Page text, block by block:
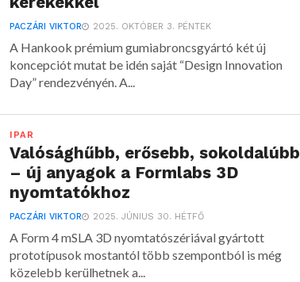
PACZÁRI VIKTOR 2025. OKTÓBER 3. PÉNTEK
A Hankook prémium gumiabroncsgyártó két új
koncepciót mutat be idén saját “Design Innovation
Day” rendezvényén. A...
IPAR
Valósághűbb, erősebb, sokoldalúbb
– új anyagok a Formlabs 3D
nyomtatókhoz
PACZÁRI VIKTOR 2025. JÚNIUS 30. HÉTFŐ
A Form 4 mSLA 3D nyomtatószériával gyártott
prototípusok mostantól több szempontból is még
közelebb kerülhetnek a...